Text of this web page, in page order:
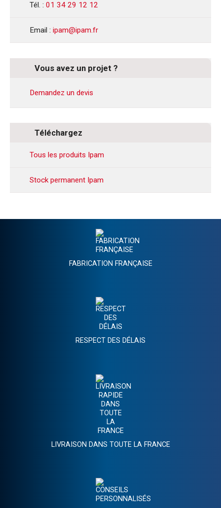
Tél. : 01 34 29 12 12
Email : ipam@ipam.fr
Vous avez un projet ?
Demandez un devis
Téléchargez
Tous les produits Ipam
Stock permanent Ipam
FABRICATION FRANÇAISE
RESPECT DES DÉLAIS
LIVRAISON DANS TOUTE LA FRANCE